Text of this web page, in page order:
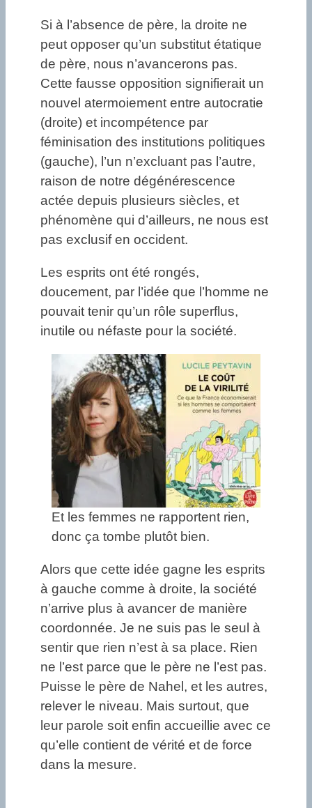
Si à l’absence de père, la droite ne
peut opposer qu’un substitut étatique
de père, nous n’avancerons pas.
Cette fausse opposition signifierait un
nouvel atermoiement entre autocratie
(droite) et incompétence par
féminisation des institutions politiques
(gauche), l’un n’excluant pas l’autre,
raison de notre dégénérescence
actée depuis plusieurs siècles, et
phénomène qui d’ailleurs, ne nous est
pas exclusif en occident.
Les esprits ont été rongés,
doucement, par l’idée que l’homme ne
pouvait tenir qu’un rôle superflus,
inutile ou néfaste pour la société.
Et les femmes ne rapportent rien,
donc ça tombe plutôt bien.
Alors que cette idée gagne les esprits
à gauche comme à droite, la société
n’arrive plus à avancer de manière
coordonnée. Je ne suis pas le seul à
sentir que rien n’est à sa place. Rien
ne l’est parce que le père ne l’est pas.
Puisse le père de Nahel, et les autres,
relever le niveau. Mais surtout, que
leur parole soit enfin accueillie avec ce
qu’elle contient de vérité et de force
dans la mesure.